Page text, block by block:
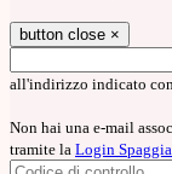
button close ×
all'indirizzo indicato
Non hai una e-mail
tramite la Login